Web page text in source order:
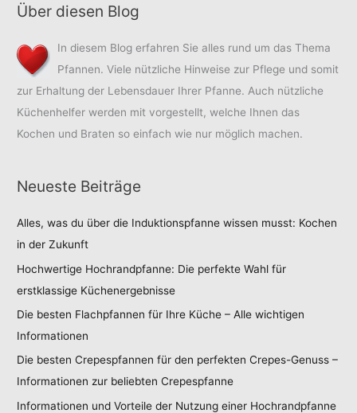
Über diesen Blog
In diesem Blog erfahren Sie alles rund um das Thema
Pfannen. Viele nützliche Hinweise zur Pflege und somit
zur Erhaltung der Lebensdauer Ihrer Pfanne. Auch nützliche
Küchenhelfer werden mit vorgestellt, welche Ihnen das
Kochen und Braten so einfach wie nur möglich machen.
Neueste Beiträge
Alles, was du über die Induktionspfanne wissen musst: Kochen
in der Zukunft
Hochwertige Hochrandpfanne: Die perfekte Wahl für
erstklassige Küchenergebnisse
Die besten Flachpfannen für Ihre Küche – Alle wichtigen
Informationen
Die besten Crepespfannen für den perfekten Crepes-Genuss –
Informationen zur beliebten Crepespfanne
Informationen und Vorteile der Nutzung einer Hochrandpfanne